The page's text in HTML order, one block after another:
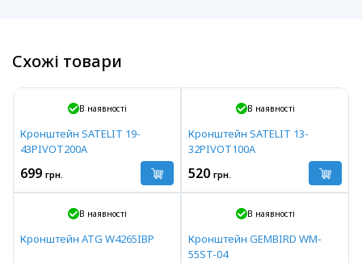
Схожі товари
В наявності
Кронштейн SATELIT 19-
43PIVOT200A
699 грн.
В наявності
Кронштейн SATELIT 13-
32PIVOT100A
520 грн.
В наявності
Кронштейн ATG W4265IBP
В наявності
Кронштейн GEMBIRD WM-
55ST-04